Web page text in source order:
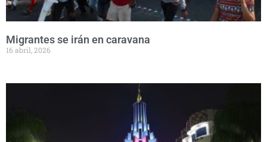
Migrantes se irán en caravana
16 abril, 2026